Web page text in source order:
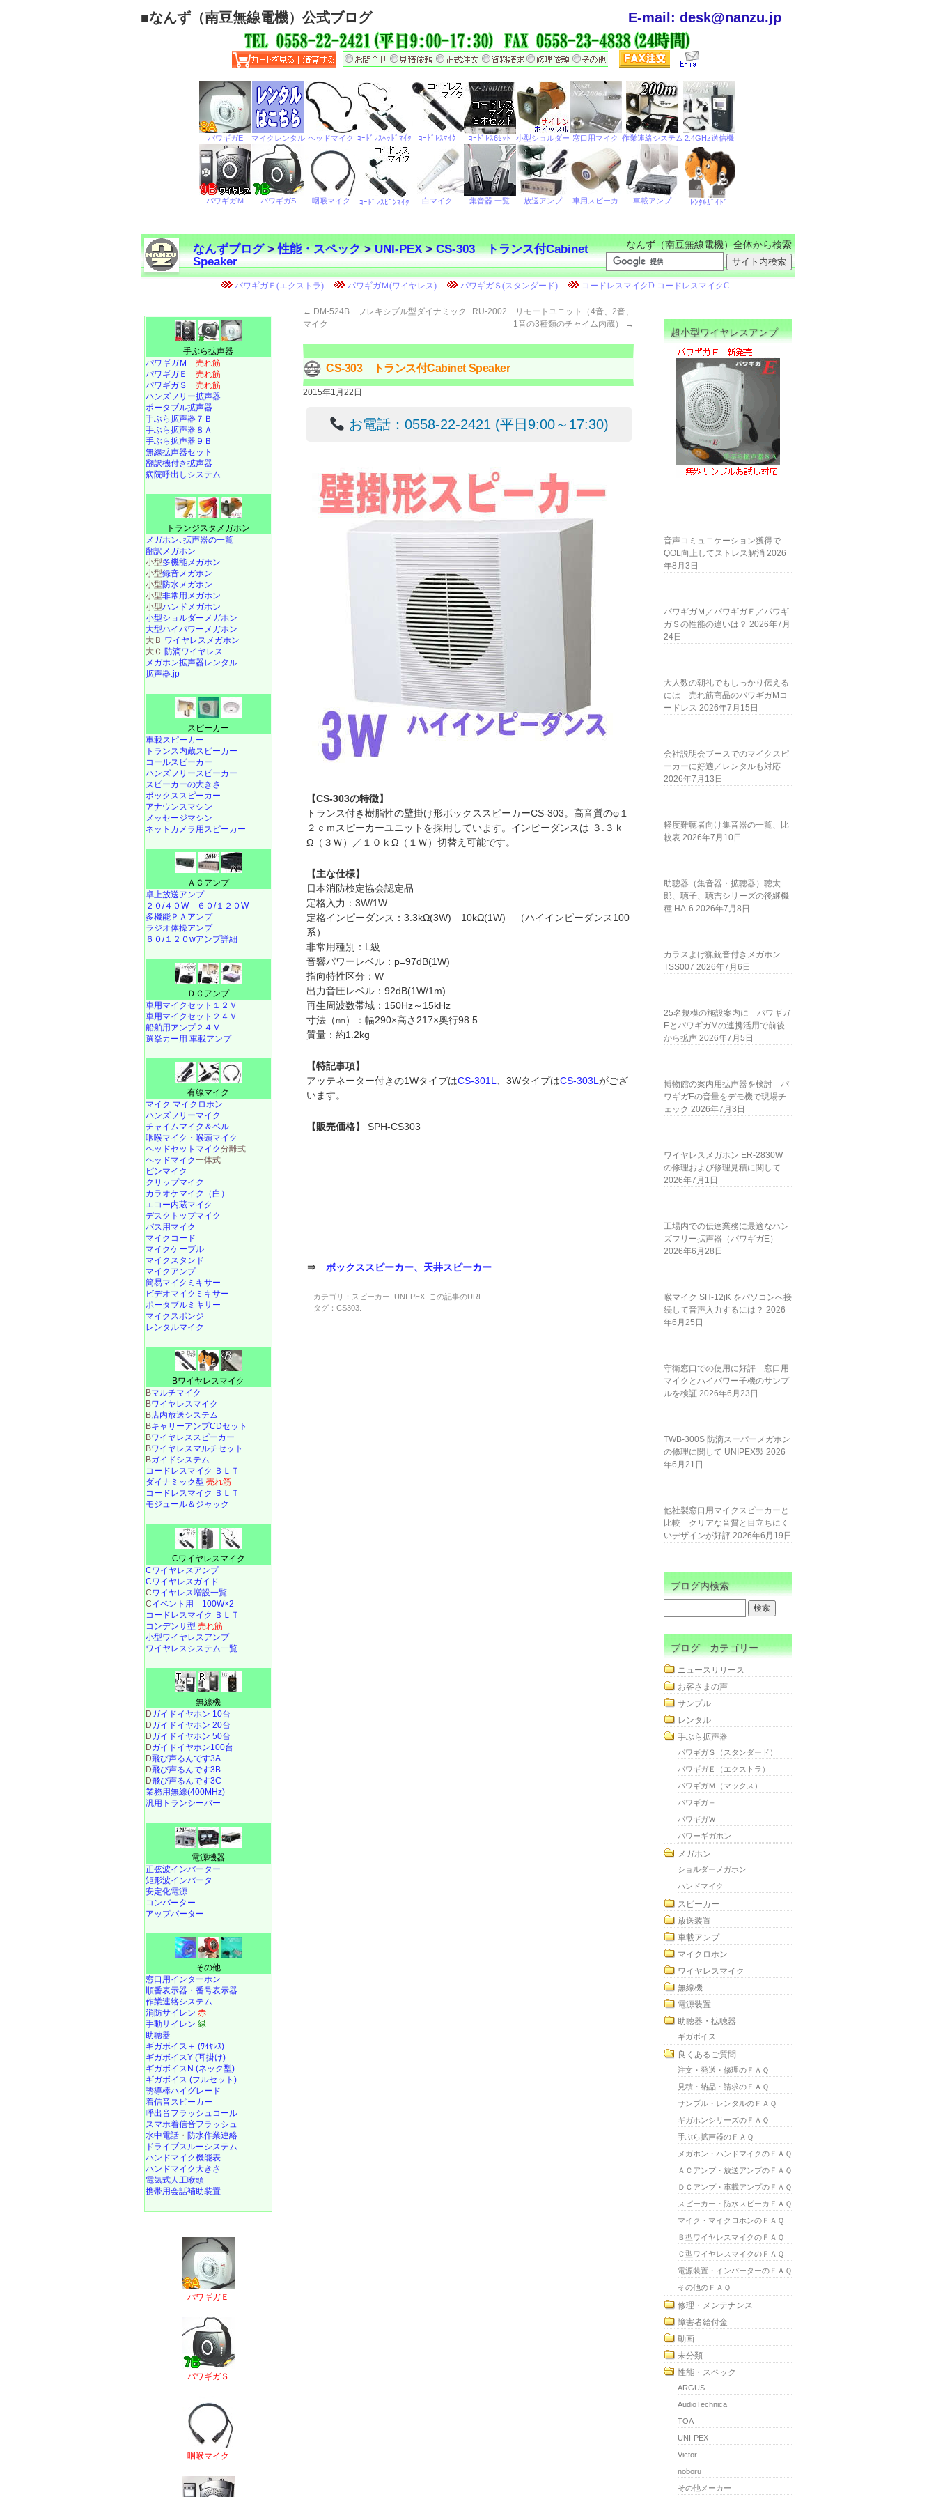
■なんず（南豆無線電機）公式ブログ E-mail: desk@nanzu.jp
なんずブログ>性能・スペック>UNI-PEX>CS-303 トランス付Cabinet
Speaker
なんず（南豆無線電機）全体から検索
← DM-524B フレキシブル型ダイナミック
マイク
RU-2002 リモートユニット（4音、2音、
1音の3種類のチャイム内蔵）
→
CS-303 トランス付Cabinet Speaker
2015年1月22日
お電話：0558-22-2421 (平日9:00～17:30)
【CS-303の特徴】
トランス付き樹脂性の壁掛け形ボックススピーカーCS-303。高音質のφ１
２ｃｍスピーカーユニットを採用しています。インピーダンスは ３.３ｋ
Ω（３Ｗ）／１０ｋΩ（１Ｗ）切替え可能です。
【主な仕様】
日本消防検定協会認定品
定格入力：3W/1W
定格インピーダンス：3.3kΩ(3W) 10kΩ(1W) （ハイインピーダンス100
系）
非常用種別：L級
音響パワーレベル：p=97dB(1W)
指向特性区分：W
出力音圧レベル：92dB(1W/1m)
再生周波数帯域：150Hz～15kHz
寸法（㎜）：幅290×高さ217×奥行98.5
質量：約1.2kg
【特記事項】
アッテネーター付きの1WタイプはCS-301L 、3WタイプはCS-303Lがござ
います。
【販売価格】 SPH-CS303
⇒ ボックススピーカー、天井スピーカー
カテゴリ： スピーカー, UNI-PEX. この記事のURL.
タグ：CS303.
手ぶら拡声器
パワギガＭ 売れ筋
パワギガＥ 売れ筋
パワギガＳ 売れ筋
ハンズフリー拡声器
ポータブル拡声器
手ぶら拡声器７Ｂ
手ぶら拡声器８Ａ
手ぶら拡声器９Ｂ
無線拡声器セット
翻訳機付き拡声器
病院呼出しシステム
トランジスタメガホン
メガホン､拡声器の一覧
翻訳メガホン
小型多機能メガホン
小型録音メガホン
小型防水メガホン
小型非常用メガホン
小型ハンドメガホン
小型ショルダーメガホン
大型ハイパワーメガホン
大Ｂ ワイヤレスメガホン
大Ｃ 防滴ワイヤレス
メガホン拡声器レンタル
拡声器.jp
スピーカー
車載スピーカー
トランス内蔵スピーカー
コールスピーカー
ハンズフリースピーカー
スピーカーの大きさ
ボックススピーカー
アナウンスマシン
メッセージマシン
ネットカメラ用スピーカー
ＡＣアンプ
卓上放送アンプ
２０/４０W
６０/１２０W
多機能ＰＡアンプ
ラジオ体操アンプ
６０/１２０wアンプ詳細
ＤＣアンプ
車用マイクセット１２Ｖ
車用マイクセット２４Ｖ
船舶用アンプ２４Ｖ
選挙カー用 車載アンプ
有線マイク
マイク マイクロホン
ハンズフリーマイク
チャイムマイク＆ベル
咽喉マイク・喉頭マイク
ヘッドセットマイク分離式
ヘッドマイク一体式
ピンマイク
クリップマイク
カラオケマイク（白）
エコー内蔵マイク
デスクトップマイク
バス用マイク
マイクコード
マイクケーブル
マイクスタンド
マイクアンプ
簡易マイクミキサー
ビデオマイクミキサー
ポータブルミキサー
マイクスポンジ
レンタルマイク
Bワイヤレスマイク
Bマルチマイク
Bワイヤレスマイク
B店内放送システム
BキャリーアンプCDセット
Bワイヤレススピーカー
Bワイヤレスマルチセット
Bガイドシステム
コードレスマイク ＢＬＴ
ダイナミック型 売れ筋
コードレスマイク ＢＬＴ
モジュール＆ジャック
Cワイヤレスマイク
Cワイヤレスアンプ
Cワイヤレスガイド
Cワイヤレス増設一覧
Cイベント用 100W×2
コードレスマイク ＢＬＴ
コンデンサ型 売れ筋
小型ワイヤレスアンプ
ワイヤレスシステム一覧
無線機
Dガイドイヤホン 10台
Dガイドイヤホン 20台
Dガイドイヤホン 50台
Dガイドイヤホン100台
D飛び声るんです3A
D飛び声るんです3B
D飛び声るんです3C
業務用無線(400MHz)
汎用トランシーバー
電源機器
正弦波インバーター
矩形波インバータ
安定化電源
コンバーター
アップバーター
その他
窓口用インターホン
順番表示器・番号表示器
作業連絡システム
消防サイレン 赤
手動サイレン 緑
助聴器
ギガボイス＋ (ﾜｲﾔﾚｽ)
ギガボイスY (耳掛け)
ギガボイスN (ネック型)
ギガボイス (フルセット)
誘導棒ハイグレード
着信音スピーカー
呼出音フラッシュコール
スマホ着信音フラッシュ
水中電話 ・ 防水作業連絡
ドライブスルーシステム
ハンドマイク機能表
ハンドマイク大きさ
電気式人工喉頭
携帯用会話補助装置
パワギガＥ
パワギガＳ
咽喉マイク
超小型ワイヤレスアンプ
音声コミュニケーション獲得で
QOL向上してストレス解消 2026
年8月3日
パワギガＭ／パワギガＥ／パワギ
ガＳの性能の違いは？ 2026年7月
24日
大人数の朝礼でもしっかり伝える
には 売れ筋商品のパワギガMコ
ードレス 2026年7月15日
会社説明会ブースでのマイクスピ
ーカーに好適／レンタルも対応
2026年7月13日
軽度難聴者向け集音器の一覧、比
較表 2026年7月10日
助聴器（集音器・拡聴器）聴太
郎、聴子、聴吉シリーズの後継機
種 HA-6 2026年7月8日
カラスよけ猟銃音付きメガホン
TSS007 2026年7月6日
25名規模の施設案内に パワギガ
EとパワギガMの連携活用で前後
から拡声 2026年7月5日
博物館の案内用拡声器を検討 パ
ワギガEの音量をデモ機で現場チ
ェック 2026年7月3日
ワイヤレスメガホン ER-2830W
の修理および修理見積に関して
2026年7月1日
工場内での伝達業務に最適なハン
ズフリー拡声器（パワギガE）
2026年6月28日
喉マイク SH-12jK をパソコンへ接
続して音声入力するには？ 2026
年6月25日
守衛窓口での使用に好評 窓口用
マイクとハイパワー子機のサンプ
ルを検証 2026年6月23日
TWB-300S 防滴スーパーメガホン
の修理に関して UNIPEX製 2026
年6月21日
他社製窓口用マイクスピーカーと
比較 クリアな音質と目立ちにく
いデザインが好評 2026年6月19日
ブログ内検索
ブログ カテゴリー
ニュースリリース
お客さまの声
サンプル
レンタル
手ぶら拡声器
パワギガＳ（スタンダード）
パワギガＥ（エクストラ）
パワギガＭ（マックス）
パワギガ＋
パワギガＷ
パワーギガホン
メガホン
ショルダーメガホン
ハンドマイク
スピーカー
放送装置
車載アンプ
マイクロホン
ワイヤレスマイク
無線機
電源装置
助聴器・拡聴器
ギガボイス
良くあるご質問
注文・発送・修理のＦＡＱ
見積・納品・請求のＦＡＱ
サンプル・レンタルのＦＡＱ
ギガホンシリーズのＦＡＱ
手ぶら拡声器のＦＡＱ
メガホン・ハンドマイクのＦＡＱ
ＡＣアンプ・放送アンプのＦＡＱ
ＤＣアンプ・車載アンプのＦＡＱ
スピーカー・防水スピーカＦＡＱ
マイク・マイクロホンのＦＡＱ
Ｂ型ワイヤレスマイクのＦＡＱ
Ｃ型ワイヤレスマイクのＦＡＱ
電源装置・インバーターのＦＡＱ
その他のＦＡＱ
修理・メンテナンス
障害者給付金
動画
未分類
性能・スペック
ARGUS
AudioTechnica
TOA
UNI-PEX
Victor
noboru
その他メーカー